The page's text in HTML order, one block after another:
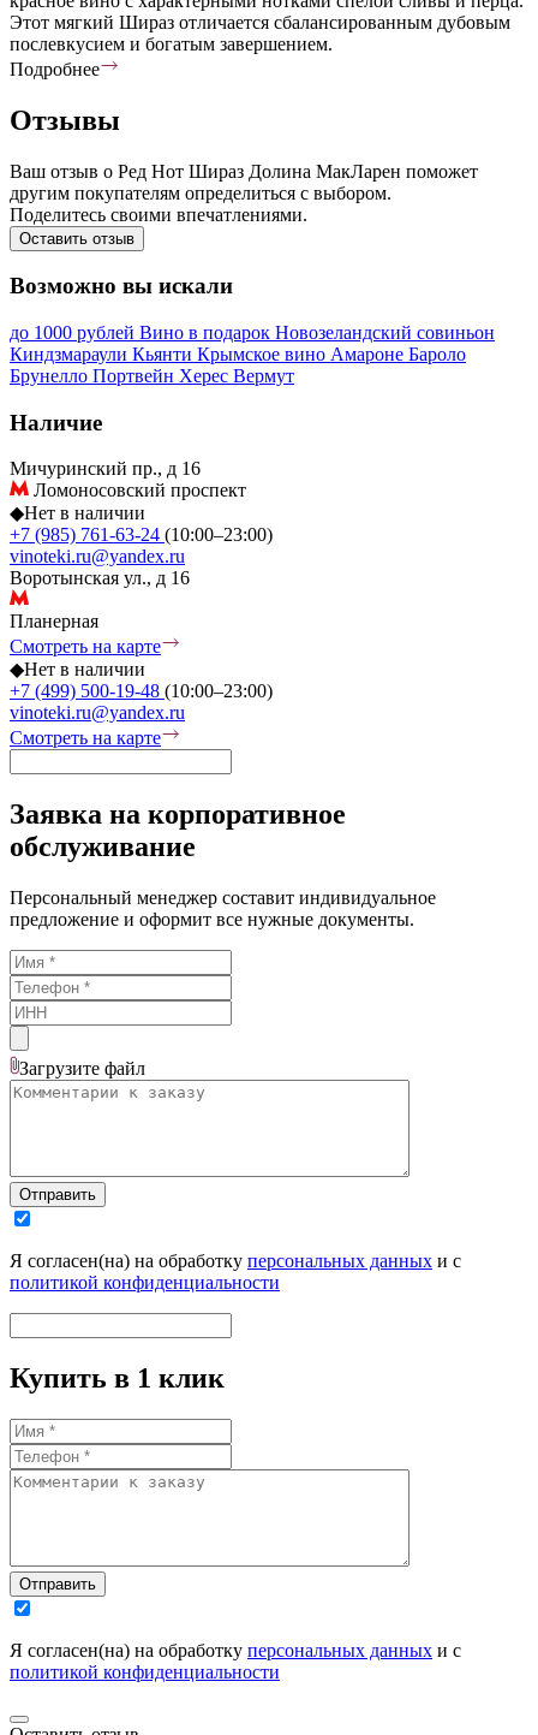
Этот мягкий Шираз отличается сбалансированным дубовым
послевкусием и богатым завершением.
Подробнее
Отзывы
Ваш отзыв о Ред Нот Шираз Долина МакЛарен поможет
другим покупателям определиться с выбором.
Поделитесь своими впечатлениями.
Оставить отзыв
Возможно вы искали
до 1000 рублей Вино в подарок Новозеландский совиньон
Киндзмараули Кьянти Крымское вино Амароне Бароло
Брунелло Портвейн Херес Вермут
Наличие
Мичуринский пр., д 16
Ломоносовский проспект
◆Нет в наличии
+7 (985) 761-63-24 (10:00–23:00)
vinoteki.ru@yandex.ru
Воротынская ул., д 16
Планерная
Смотреть на карте
◆Нет в наличии
+7 (499) 500-19-48 (10:00–23:00)
vinoteki.ru@yandex.ru
Смотреть на карте
Заявка на корпоративное
обслуживание
Персональный менеджер составит индивидуальное
предложение и оформит все нужные документы.
Загрузите файл
Отправить
Я согласен(на) на обработку персональных данных и с
политикой конфиденциальности
Купить в 1 клик
Отправить
Я согласен(на) на обработку персональных данных и с
политикой конфиденциальности